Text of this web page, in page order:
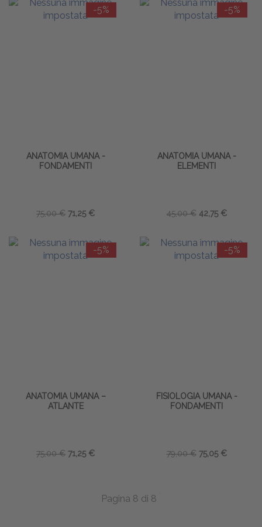
-5%
ANATOMIA UMANA -
FONDAMENTI
75,00 € 71,25 €
-5%
ANATOMIA UMANA -
ELEMENTI
45,00 € 42,75 €
-5%
ANATOMIA UMANA –
ATLANTE
75,00 € 71,25 €
-5%
FISIOLOGIA UMANA -
FONDAMENTI
79,00 € 75,05 €
Pagina 8 di 8